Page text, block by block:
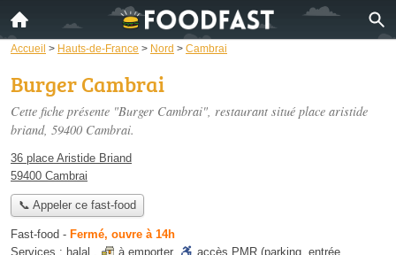
Accueil > Hauts-de-France > Nord > Cambrai
Burger Cambrai
Cette fiche présente "Burger Cambrai", restaurant situé place aristide
briand, 59400 Cambrai.
36 place Aristide Briand
59400 Cambrai
📞 Appeler ce fast-food
Fast-food - Fermé, ouvre à 14h
Services : halal , à emporter, accès PMR (parking, entrée